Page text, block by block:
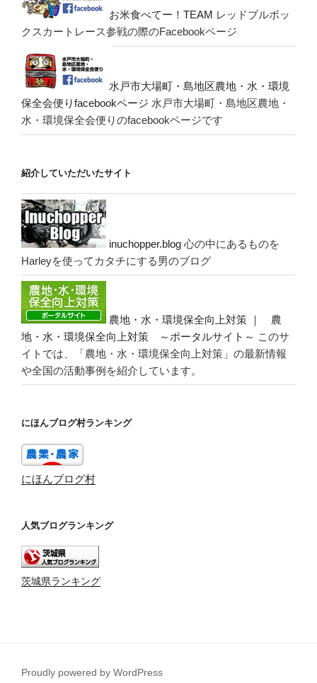
お米食べてー！TEAM レッドブルボッ
クスカートレース参戦の際のFacebookページ
水戸市大場町・島地区農地・水・環境
保全会便りfacebookページ 水戸市大場町・島地区農地・
水・環境保全会便りのfacebookページです
紹介していただいたサイト
inuchopper.blog 心の中にあるものを
Harleyを使ってカタチにする男のブログ
農地・水・環境保全向上対策 ｜ 農
地・水・環境保全向上対策 ～ポータルサイト～ このサ
イトでは、「農地・水・環境保全向上対策」の最新情報
や全国の活動事例を紹介しています。
にほんブログ村ランキング
にほんブログ村
人気ブログランキング
茨城県ランキング
Proudly powered by WordPress